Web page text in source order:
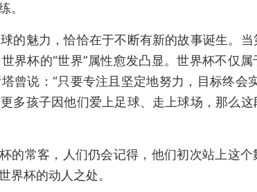
。
的魅力，恰恰在于不断有新的故事诞生。当
界杯的“世界”属性愈发凸显。世界杯不仅
曾说：“只要专注且坚定地努力，目标终会
多孩子因他们爱上足球、走上球场，那么这
的常客，人们仍会记得，他们初次站上这
界杯的动人之处。